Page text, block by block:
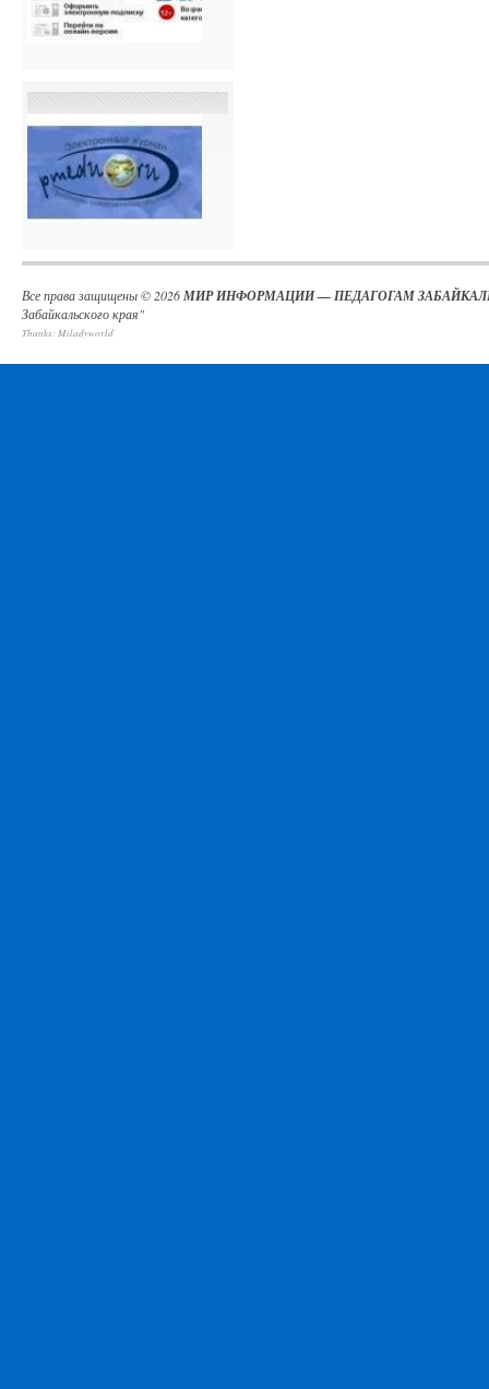
Все права защищены © 2026МИР ИНФОРМАЦИИ — ПЕДАГОГАМ
Забайкальского края"
Thanks:Miladyworld